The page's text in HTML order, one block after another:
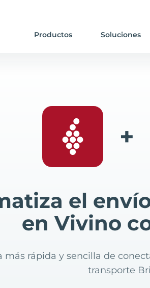
Productos Soluciones
+
el
en Vivino
más rápida y sencilla de
transporte